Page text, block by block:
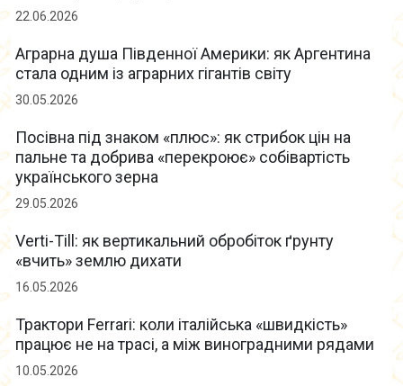
22.06.2026
Аграрна душа Південної Америки: як Аргентина
стала одним із аграрних гігантів світу
30.05.2026
Посівна під знаком «плюс»: як стрибок цін на
пальне та добрива «перекроює» собівартість
українського зерна
29.05.2026
Verti-Till: як вертикальний обробіток ґрунту
«вчить» землю дихати
16.05.2026
Трактори Ferrari: коли італійська «швидкість»
працює не на трасі, а між виноградними рядами
10.05.2026